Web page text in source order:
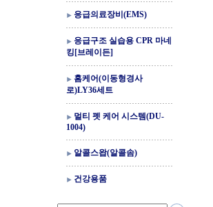
응급의료장비(EMS)
응급구조 실습용 CPR 마네
킹[브레이든]
홈케어(이동형경사
로)LY36세트
멀티 펫 케어 시스템(DU-
1004)
알콜스왑(알콜솜)
건강용품